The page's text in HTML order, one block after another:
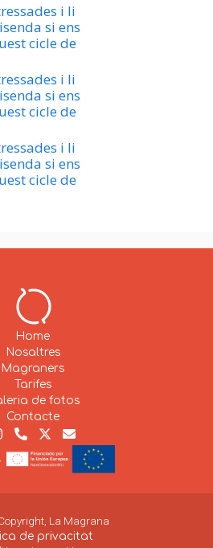
i li
si ens
cicle de
i li
si ens
cicle de
i li
si ens
cicle de
Home
Nosaltres
Magraners
Tarifes
de fotos
Contacte
La Magrana
de privacitat